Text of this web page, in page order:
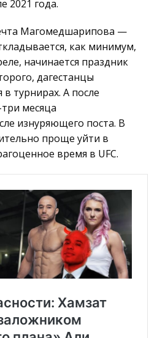
2021 года.
Магомедшарипова —
как минимум,
начинается праздник
дагестанцы
турнирах. А после
месяца
изнуряющего поста. В
проще уйти в
время в UFC.